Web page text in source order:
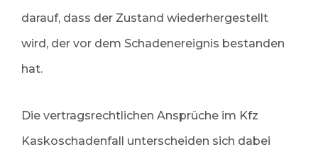
darauf, dass der Zustand wiederhergestellt
wird, der vor dem Schadenereignis bestanden
hat.
Die vertragsrechtlichen Ansprüche im Kfz
Kaskoschadenfall unterscheiden sich dabei